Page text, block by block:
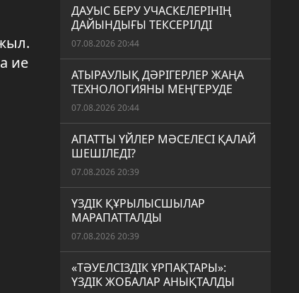
ие
ДАУЫС БЕРУ УЧАСКЕЛЕРІНІҢ
ДАЙЫНДЫҒЫ ТЕКСЕРІЛДІ
07.08.2026 20:44
АТЫРАУЛЫҚ ДӘРІГЕРЛЕР ЖАҢА
ТЕХНОЛОГИЯНЫ МЕҢГЕРУДЕ
07.08.2026 20:44
АПАТТЫ ҮЙЛЕР МӘСЕЛЕСІ ҚАЛАЙ
ШЕШІЛЕДІ?
07.08.2026 20:39
ҮЗДІК ҚҰРЫЛЫСШЫЛАР
МАРАПАТТАЛДЫ
07.08.2026 20:39
«ТӘУЕЛСІЗДІК ҰРПАҚТАРЫ»:
ҮЗДІК ЖОБАЛАР АНЫҚТАЛДЫ